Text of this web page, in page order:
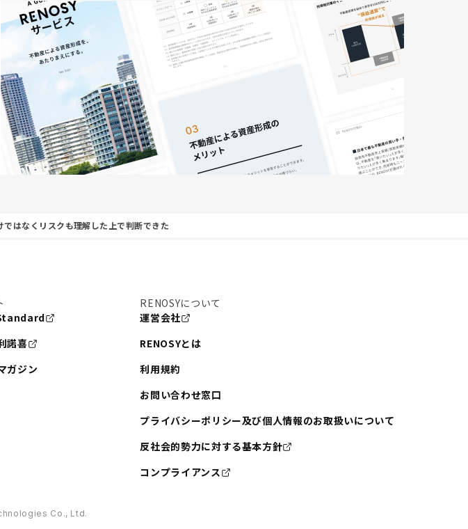
ではなくリスクも理解した上で判断できた
諾喜
ガジン
RENOSYについて
運営会社
RENOSYとは
利用規約
お問い合わせ窓口
プライバシーポリシー及び個人情報のお取扱いについて
反社会的勢力に対する基本方針
コンプライアンス
Co., Ltd.